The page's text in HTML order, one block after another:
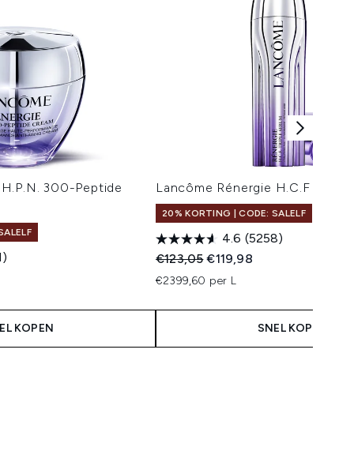
300-Peptide
KOPEN
Lancôme Rénergie H.C.F Triple
20% KORTING | CODE: SALELF
4.6 (5258)
Recommended Retail Price:
€123,05Huidige prijs:
€119,98
€2399,60 per L
SNEL KOPEN